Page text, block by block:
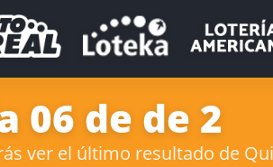
06 de de 2
ver el último resultado de